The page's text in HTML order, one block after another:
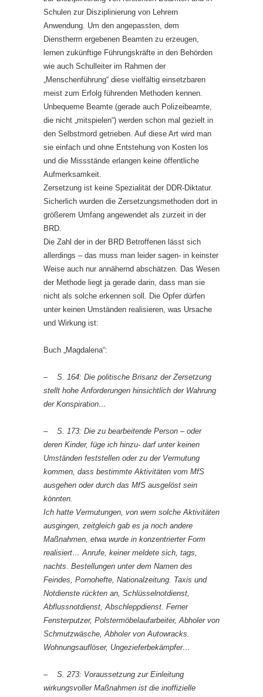
Schulen zur Disziplinierung von Lehrern
Anwendung. Um den angepassten, dem
Dienstherrn ergebenen Beamten zu erzeugen,
lernen zukünftige Führungskräfte in den Behörden
wie auch Schulleiter im Rahmen der
„Menschenführung“ diese vielfältig einsetzbaren
meist zum Erfolg führenden Methoden kennen.
Unbequeme Beamte (gerade auch Polizeibeamte,
die nicht „mitspielen“) werden schon mal gezielt in
den Selbstmord getrieben. Auf diese Art wird man
sie einfach und ohne Entstehung von Kosten los
und die Missstände erlangen keine öffentliche
Aufmerksamkeit.
Zersetzung ist keine Spezialität der DDR-Diktatur.
Sicherlich wurden die Zersetzungsmethoden dort in
größerem Umfang angewendet als zurzeit in der
BRD.
Die Zahl der in der BRD Betroffenen lässt sich
allerdings – das muss man leider sagen- in keinster
Weise auch nur annähernd abschätzen. Das Wesen
der Methode liegt ja gerade darin, dass man sie
nicht als solche erkennen soll. Die Opfer dürfen
unter keinen Umständen realisieren, was Ursache
und Wirkung ist:
Buch „Magdalena“:
– S. 164: Die politische Brisanz der Zersetzung
stellt hohe Anforderungen hinsichtlich der Wahrung
der Konspiration…
– S. 173: Die zu bearbeitende Person – oder
deren Kinder, füge ich hinzu- darf unter keinen
Umständen feststellen oder zu der Vermutung
kommen, dass bestimmte Aktivitäten vom MfS
ausgehen oder durch das MfS ausgelöst sein
könnten.
Ich hatte Vermutungen, von wem solche Aktivitäten
ausgingen, zeitgleich gab es ja noch andere
Maßnahmen, etwa wurde in konzentrierter Form
realisiert… Anrufe, keiner meldete sich, tags,
nachts. Bestellungen unter dem Namen des
Feindes, Pornohefte, Nationalzeitung. Taxis und
Notdienste rückten an, Schlüsselnotdienst,
Abflussnotdienst, Abschleppdienst. Ferner
Fensterputzer, Polstermöbelaufarbeiter, Abholer von
Schmutzwäsche, Abholer von Autowracks.
Wohnungsauflöser, Ungezieferbekämpfer…
– S. 273: Voraussetzung zur Einleitung
wirkungsvoller Maßnahmen ist die inoffizielle